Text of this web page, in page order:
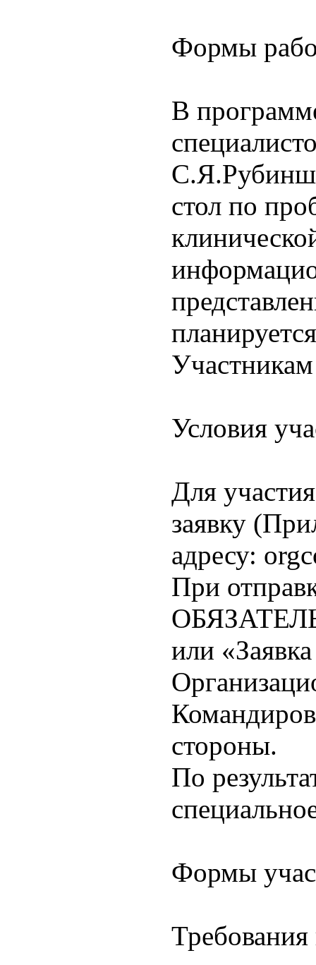
Формы
В
стол по
Условия
Для
заявку
адресу:
При
или
стороны.
По
Формы